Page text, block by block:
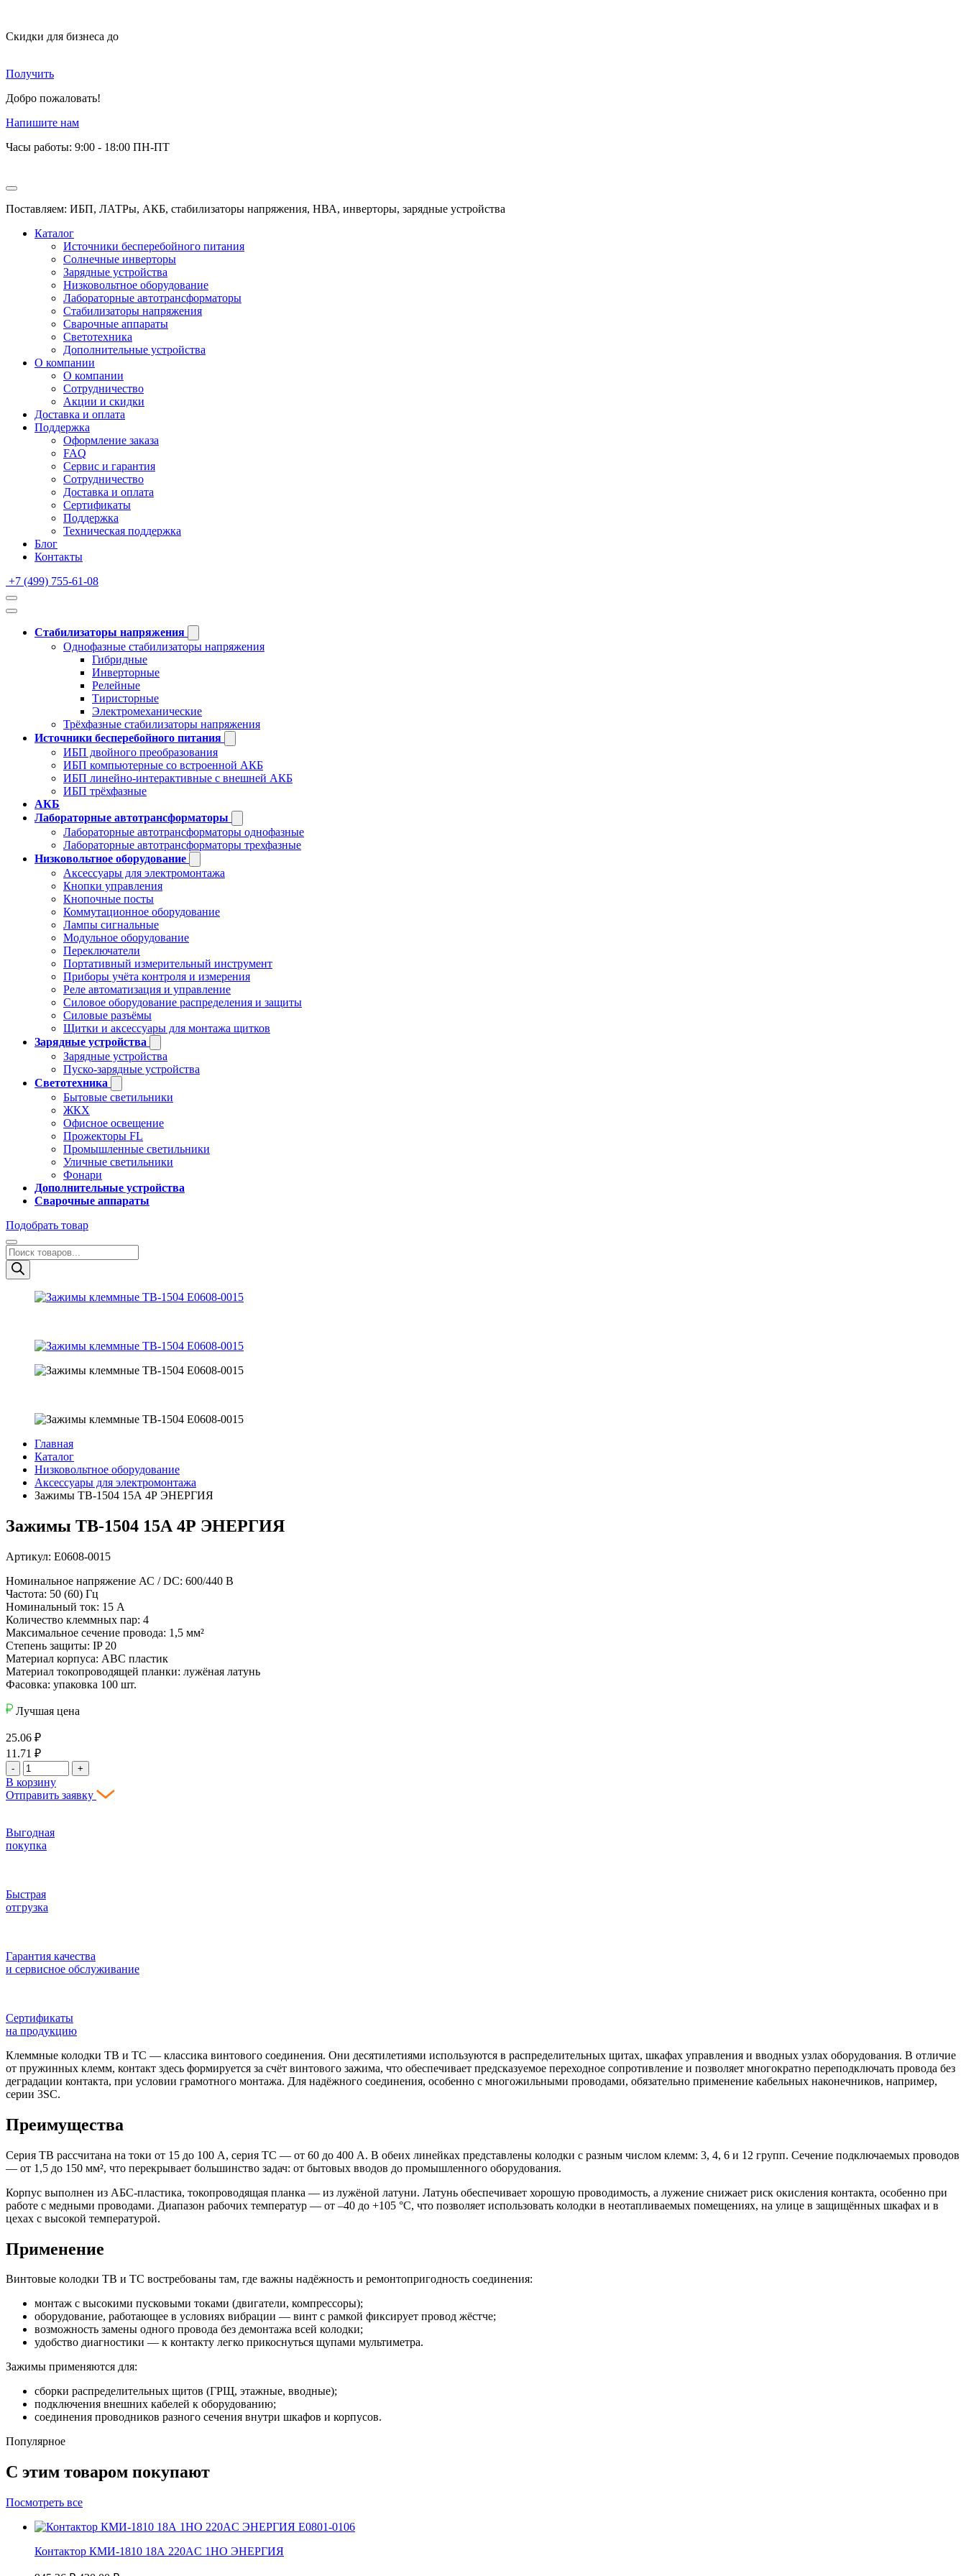
Скидки для бизнеса до
Получить
Добро пожаловать!
Напишите нам
Часы работы: 9:00 - 18:00 ПН-ПТ
Поставляем: ИБП, ЛАТРы, АКБ, стабилизаторы напряжения, НВА, инверторы, зарядные устройства
Каталог
Источники бесперебойного питания
Солнечные инверторы
Зарядные устройства
Низковольтное оборудование
Лабораторные автотрансформаторы
Стабилизаторы напряжения
Сварочные аппараты
Светотехника
Дополнительные устройства
О компании
О компании
Сотрудничество
Акции и скидки
Доставка и оплата
Поддержка
Оформление заказа
FAQ
Сервис и гарантия
Сотрудничество
Доставка и оплата
Сертификаты
Поддержка
Техническая поддержка
Блог
Контакты
+7 (499) 755-61-08
Стабилизаторы напряжения
Однофазные стабилизаторы напряжения
Гибридные
Инверторные
Релейные
Тиристорные
Электромеханические
Трёхфазные стабилизаторы напряжения
Источники бесперебойного питания
ИБП двойного преобразования
ИБП компьютерные со встроенной АКБ
ИБП линейно-интерактивные с внешней АКБ
ИБП трёхфазные
АКБ
Лабораторные автотрансформаторы
Лабораторные автотрансформаторы однофазные
Лабораторные автотрансформаторы трехфазные
Низковольтное оборудование
Аксессуары для электромонтажа
Кнопки управления
Кнопочные посты
Коммутационное оборудование
Лампы сигнальные
Модульное оборудование
Переключатели
Портативный измерительный инструмент
Приборы учёта контроля и измерения
Реле автоматизация и управление
Силовое оборудование распределения и защиты
Силовые разъёмы
Щитки и аксессуары для монтажа щитков
Зарядные устройства
Зарядные устройства
Пуско-зарядные устройства
Светотехника
Бытовые светильники
ЖКХ
Офисное освещение
Прожекторы FL
Промышленные светильники
Уличные светильники
Фонари
Дополнительные устройства
Сварочные аппараты
Подобрать товар
Поиск
товаров
Главная
Каталог
Низковольтное оборудование
Аксессуары для электромонтажа
Зажимы ТВ-1504 15А 4Р ЭНЕРГИЯ
Зажимы ТВ-1504 15А 4Р ЭНЕРГИЯ
Артикул: Е0608-0015
Номинальное напряжение АС / DC: 600/440 В
Частота: 50 (60) Гц
Номинальный ток: 15 А
Количество клеммных пар: 4
Максимальное сечение провода: 1,5 мм²
Степень защиты: IP 20
Материал корпуса: АВС пластик
Материал токопроводящей планки: лужёная латунь
Фасовка: упаковка 100 шт.
Лучшая цена
25.06 ₽
11.71 ₽
- +
В корзину
Отправить заявку
Выгодная
покупка
Быстрая
отгрузка
Гарантия качества
и сервисное обслуживание
Сертификаты
на продукцию
Клеммные колодки ТВ и ТС — классика винтового соединения. Они десятилетиями используются в распределительных щитах, шкафах управления и вводных узлах оборудования. В отличие
от пружинных клемм, контакт здесь формируется за счёт винтового зажима, что обеспечивает предсказуемое переходное сопротивление и позволяет многократно переподключать провода без
деградации контакта, при условии грамотного монтажа. Для надёжного соединения, особенно с многожильными проводами, обязательно применение кабельных наконечников, например,
серии 3SC.
Преимущества
Серия ТВ рассчитана на токи от 15 до 100 А, серия ТС — от 60 до 400 А. В обеих линейках представлены колодки с разным числом клемм: 3, 4, 6 и 12 групп. Сечение подключаемых проводов
— от 1,5 до 150 мм², что перекрывает большинство задач: от бытовых вводов до промышленного оборудования.
Корпус выполнен из АБС-пластика, токопроводящая планка — из лужёной латуни. Латунь обеспечивает хорошую проводимость, а лужение снижает риск окисления контакта, особенно при
работе с медными проводами. Диапазон рабочих температур — от –40 до +105 °С, что позволяет использовать колодки в неотапливаемых помещениях, на улице в защищённых шкафах и в
цехах с высокой температурой.
Применение
Винтовые колодки ТВ и ТС востребованы там, где важны надёжность и ремонтопригодность соединения:
монтаж с высокими пусковыми токами (двигатели, компрессоры);
оборудование, работающее в условиях вибрации — винт с рамкой фиксирует провод жёстче;
возможность замены одного провода без демонтажа всей колодки;
удобство диагностики — к контакту легко прикоснуться щупами мультиметра.
Зажимы применяются для:
сборки распределительных щитов (ГРЩ, этажные, вводные);
подключения внешних кабелей к оборудованию;
соединения проводников разного сечения внутри шкафов и корпусов.
Популярное
С этим товаром покупают
Посмотреть все
Контактор КМИ-1810 18А 220AC 1НО ЭНЕРГИЯ